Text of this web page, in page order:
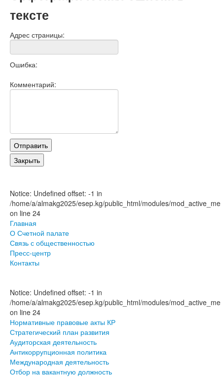
тексте
Адрес страницы:
Ошибка:
Комментарий:
Notice: Undefined offset: -1 in
/home/a/almakg2025/esep.kg/public_html/modules/
on line 24
Главная
О Счетной палате
Связь с общественностью
Пресс-центр
Контакты
Notice: Undefined offset: -1 in
/home/a/almakg2025/esep.kg/public_html/modules/
on line 24
Нормативные правовые акты КР
Стратегический план развития
Аудиторская деятельность
Антикоррупционная политика
Международная деятельность
Отбор на вакантную должность